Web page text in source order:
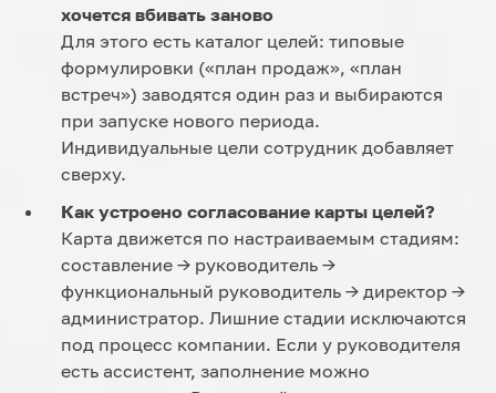
хочется вбивать заново
Для этого есть каталог целей: типовые
формулировки («план продаж», «план
встреч») заводятся один раз и выбираются
при запуске нового периода.
Индивидуальные цели сотрудник добавляет
сверху.
Как устроено согласование карты целей?
Карта движется по настраиваемым стадиям:
составление → руководитель →
функциональный руководитель → директор →
администратор. Лишние стадии исключаются
под процесс компании. Если у руководителя
есть ассистент, заполнение можно